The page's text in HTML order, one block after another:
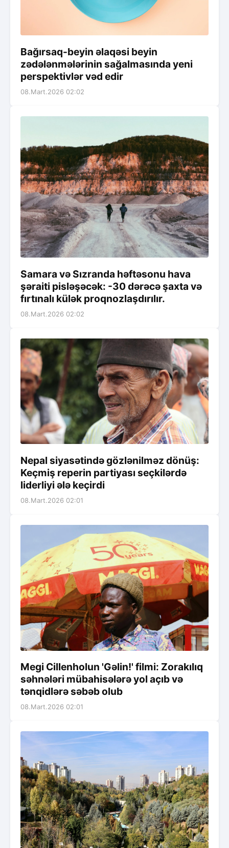
Bağırsaq-beyin əlaqəsi beyin
zədələnmələrinin sağalmasında yeni
perspektivlər vəd edir
08.Mart.2026 02:02
Samara və Sızranda həftəsonu hava
şəraiti pisləşəcək: -30 dərəcə şaxta və
fırtınalı külək proqnozlaşdırılır.
08.Mart.2026 02:02
Nepal siyasətində gözlənilməz dönüş:
Keçmiş reperin partiyası seçkilərdə
liderliyi ələ keçirdi
08.Mart.2026 02:01
Megi Cillenholun 'Gəlin!' filmi: Zorakılıq
səhnələri mübahisələrə yol açıb və
tənqidlərə səbəb olub
08.Mart.2026 02:01